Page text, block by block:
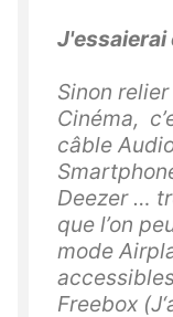
J'essaierai
Sinon
Cinéma,
câble
Deezer …
que l’on
mode
Freebox